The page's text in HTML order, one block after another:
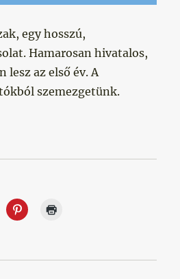
egy hosszú,
Hamarosan hivatalos,
lesz az első év. A
szemezgetünk.